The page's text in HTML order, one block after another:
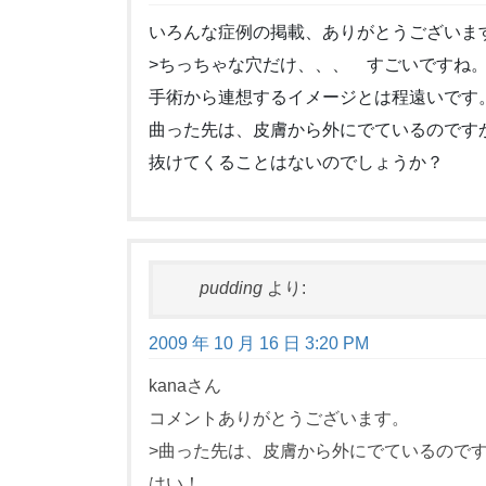
いろんな症例の掲載、ありがとうございま
>ちっちゃな穴だけ、、、 すごいですね。
手術から連想するイメージとは程遠いです。
曲った先は、皮膚から外にでているのです
抜けてくることはないのでしょうか？
pudding より:
2009 年 10 月 16 日 3:20 PM
kanaさん
コメントありがとうございます。
>曲った先は、皮膚から外にでているので